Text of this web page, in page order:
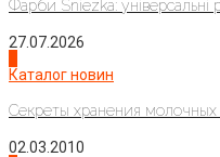
Фарби Sniezka: універсальні
27.07.2026
Каталог новин
Секреты хранения молочных
02.03.2010